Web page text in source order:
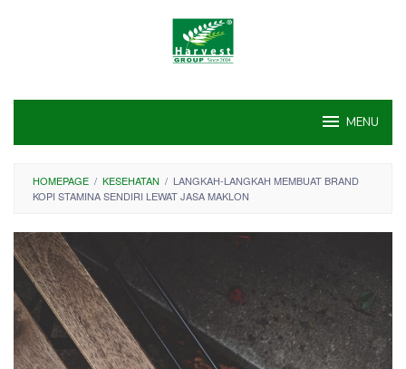
MENU
HOMEPAGE / KESEHATAN / LANGKAH-LANGKAH MEMBUAT BRAND
KOPI STAMINA SENDIRI LEWAT JASA MAKLON